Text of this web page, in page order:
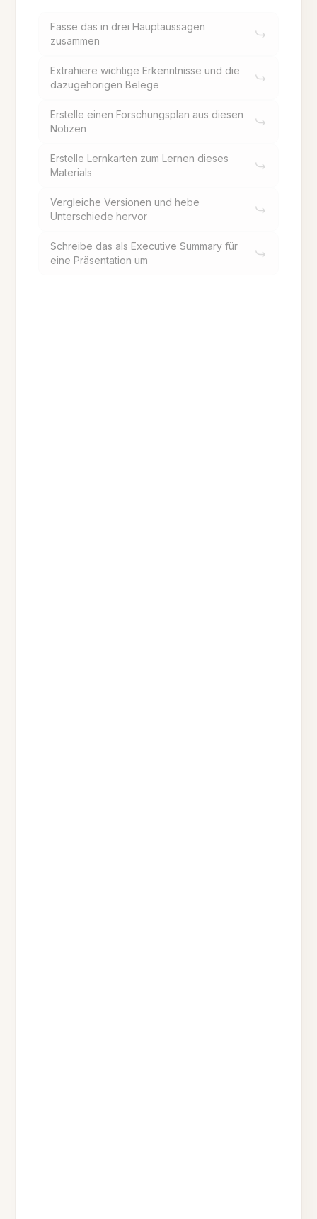
Fasse das in drei Hauptaussagen
zusammen
Extrahiere wichtige Erkenntnisse und die
dazugehörigen Belege
Erstelle einen Forschungsplan aus diesen
Notizen
Erstelle Lernkarten zum Lernen dieses
Materials
Vergleiche Versionen und hebe
Unterschiede hervor
Schreibe das als Executive Summary für
eine Präsentation um